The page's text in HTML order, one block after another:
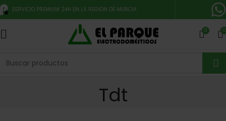
SERVICIO PREMIUM 24H EN LA REGIÓN DE MURCIA
0 0
Tdt